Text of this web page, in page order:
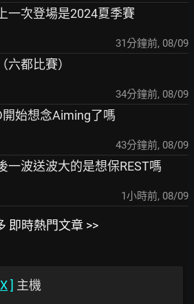
一次登場是2024夏季賽
31分鐘前, 08/09
六都比賽）
34分鐘前, 08/09
開始想念Aiming了嗎
43分鐘前, 08/09
一波送波大的是想保REST嗎
1小時前, 08/09
即時熱門文章 >>
] 主機